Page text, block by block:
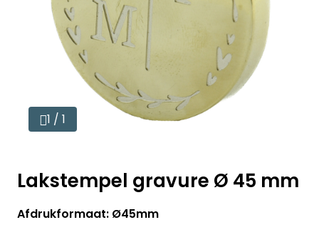
1 / 1
Lakstempel gravure Ø 45 mm
Afdrukformaat: Ø45mm